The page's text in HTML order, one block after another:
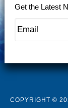
Get the Latest
COPYRIGHT ©